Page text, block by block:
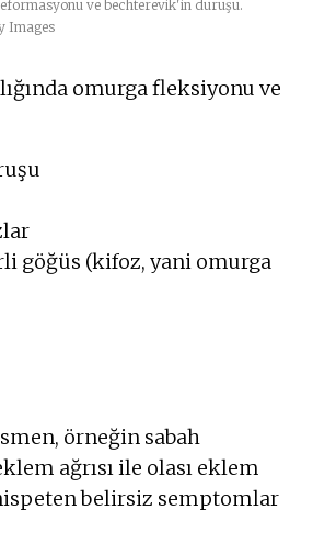
ve bechterevik'in duruşu.
Images
omurga fleksiyonu ve
göğüs (kifoz, yani omurga
örneğin sabah
ağrısı ile olası eklem
belirsiz semptomlar